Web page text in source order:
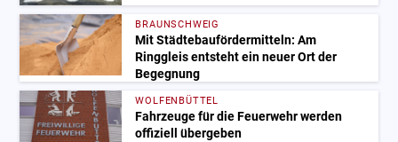
BRAUNSCHWEIG
Mit Städtebaufördermitteln: Am
Ringgleis entsteht ein neuer Ort der
Begegnung
WOLFENBÜTTEL
Fahrzeuge für die Feuerwehr werden
offiziell übergeben